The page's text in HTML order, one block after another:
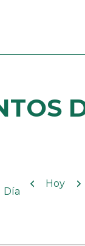
Día
Anterior
Hoy